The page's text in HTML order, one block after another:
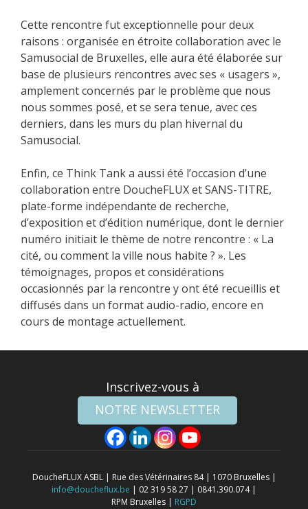
Cette rencontre fut exceptionnelle pour deux
raisons : organisée en étroite collaboration avec le
Samusocial de Bruxelles, elle aura été élaborée sur
base de plusieurs rencontres avec ses « usagers »,
amplement concernés par le problème que nous
nous sommes posé, et se sera tenue, avec ces
derniers, dans les murs du plan hivernal du
Samusocial.
Enfin, ce Think Tank a aussi été l’occasion d’une
collaboration entre DoucheFLUX et SANS-TITRE,
plate-forme indépendante de recherche,
d’exposition et d’édition numérique, dont le dernier
numéro initiait le thème de notre rencontre : « La
cité, ou comment la ville nous habite ? ». Les
témoignages, propos et considérations
occasionnés par la rencontre y ont été recueillis et
diffusés dans un format audio-radio, encore en
cours de montage actuellement.
Inscrivez-vous à
NOTRE NEWSLETTER
DoucheFLUX ASBL | Rue des Vétérinaires 84 | 1070 Bruxelles |
info@doucheflux.be | 02 319 58 27 | 0841.390.074 |
RPM Bruxelles | RGPD